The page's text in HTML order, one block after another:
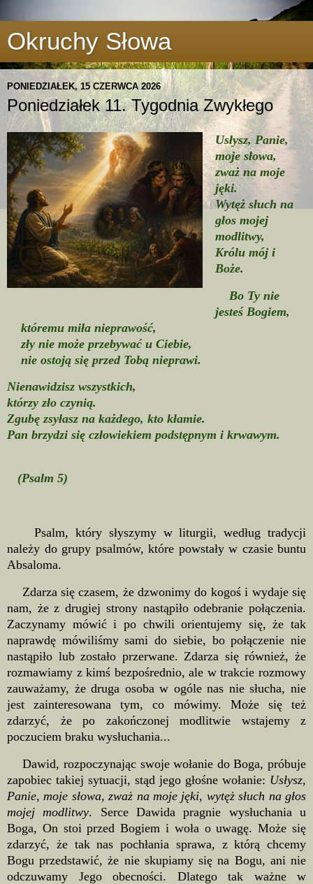
Okruchy Słowa
PONIEDZIAŁEK, 15 CZERWCA 2026
Poniedziałek 11. Tygodnia Zwykłego
Usłysz, Panie,
moje słowa,
zważ na moje
jęki.
Wytęż słuch na
głos mojej
modlitwy,
Królu mój i
Boże.
Bo Ty nie
jesteś Bogiem,
któremu miła nieprawość,
zły nie może przebywać u Ciebie,
nie ostoją się przed Tobą nieprawi.
Nienawidzisz wszystkich,
którzy zło czynią.
Zgubę zsyłasz na każdego, kto kłamie.
Pan brzydzi się człowiekiem podstępnym i krwawym.
(Psalm 5)
Psalm, który słyszymy w liturgii, według tradycji
należy do grupy psalmów, które powstały w czasie buntu
Absaloma.
Zdarza się czasem, że dzwonimy do kogoś i wydaje się
nam, że z drugiej strony nastąpiło odebranie połączenia.
Zaczynamy mówić i po chwili orientujemy się, że tak
naprawdę mówiliśmy sami do siebie, bo połączenie nie
nastąpiło lub zostało przerwane. Zdarza się również, że
rozmawiamy z kimś bezpośrednio, ale w trakcie rozmowy
zauważamy, że druga osoba w ogóle nas nie słucha, nie
jest zainteresowana tym, co mówimy. Może się też
zdarzyć, że po zakończonej modlitwie wstajemy z
poczuciem braku wysłuchania...
Dawid, rozpoczynając swoje wołanie do Boga, próbuje
zapobiec takiej sytuacji, stąd jego głośne wołanie: Usłysz,
Panie, moje słowa, zważ na moje jęki, wytęż słuch na głos
mojej modlitwy. Serce Dawida pragnie wysłuchania u
Boga, On stoi przed Bogiem i woła o uwagę. Może się
zdarzyć, że tak nas pochłania sprawa, z którą chcemy
Bogu przedstawić, że nie skupiamy się na Bogu, ani nie
odczuwamy Jego obecności. Dlatego tak ważne w